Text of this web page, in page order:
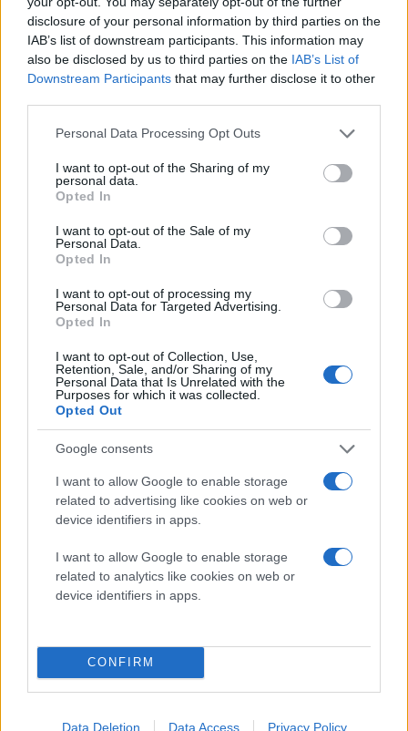
disclosure of your personal information by third parties on the
IAB’s list of downstream participants. This information may
also be disclosed by us to third parties on the IAB’s List of
Downstream Participants that may further disclose it to other
Please note that this website/app uses one or more Google
not limited to your visit or usage behaviour. You may click to
grant or deny consent to Google and its third-party tags to
use your data for below specified purposes in below Google
consent section.
Personal Data Processing Opt Outs
I want to opt-out of the Sharing of my
personal data.
Opted In
I want to opt-out of the Sale of my
Personal Data.
Opted In
I want to opt-out of processing my
Personal Data for Targeted Advertising.
Opted In
I want to opt-out of Collection, Use,
Retention, Sale, and/or Sharing of my
Personal Data that Is Unrelated with the
Purposes for which it was collected.
Opted Out
Google consents
I want to allow Google to enable storage
related to advertising like cookies on web or
device identifiers in apps.
I want to allow Google to enable storage
related to analytics like cookies on web or
device identifiers in apps.
CONFIRM
Data Deletion Data Access Privacy Policy
Google δεν θέλει με τίποτα την εξάπλωση ενός νέου
λειτουργικού συστήματος που θα υποστηρίζει τις
εφαρμογές Android, δεδομένου ότι οι συσκευές της
Huawei χρησιμοποιούνται από δεκάδες εκατομμύρια
χρήστες σε όλο τον κόσμο. Από την άλλη, ως επίσημη
εξήγηση της στάσης της δηλώνει το παρακάτω:
Όπως όλες οι άλλες Αμερικανικές
εταιρείες, επικοινωνούμε με το Υπουργείο
τηρούμε τις εντολές του. Ο κύριος στόχος
μας είναι να προστατεύσουμε τους
εκατομμύρια χρήστες των υπηρεσιών της
Google που έχουν στην κατοχή τους
συσκευές της Huawei, τόσο στις ΗΠΑ, όσο
και σε όλο τον κόσμο.
Το έχουμε πει πολλές φορές, ας το πούμε άλλη μία.
δεν θα είναι καταστροφικό μόνο για την κινέζικη
εταιρεία, αλλά θα συνταράξει γενικότερα τον κόσμο
της τεχνολογίας και την πλειοψηφία των μεγάλων